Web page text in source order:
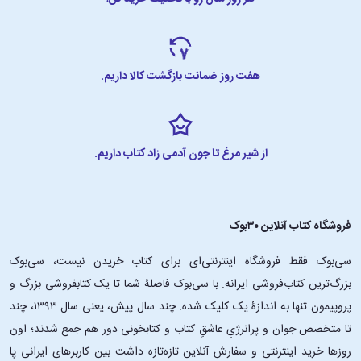
هفت روز ضمانت بازگشت کالا داریم.
از شیر مرغ تا جون آدمی زاد کتاب داریم.
فروشگاه کتاب آنلاین ۳۰بوک
سی‌بوک فقط فروشگاه اینترنتی‌ای برای کتاب خریدن نیست، سی‌بوک
بزرگ‌ترین کتاب‌فروشی ایرانه. با سی‌بوک فاصلۀ شما تا یک کتابفروشی بزرگ و
پروپیمون تنها به اندازۀ یک کلیک شده. چند سال پیش، یعنی سال ۱۳۹۳، چند
تا متخصص جوان و پرانرژیِ عاشقِ کتاب و کتابخونی دور هم جمع شدند؛ اون‌
روزها خرید اینترنتی و سفارش آنلاین تازه‌تازه داشت بین کاربرهای ایرانی پا